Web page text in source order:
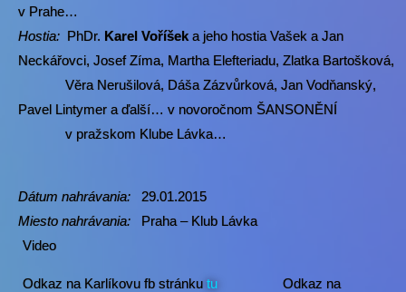
v Prahe…
Hostia: PhDr. Karel Voříšek a jeho hostia Vašek a Jan
Neckářovci, Josef Zíma, Martha Elefteriadu, Zlatka Bartošková,
Věra Nerušilová, Dáša Zázvůrková, Jan Vodňanský,
Pavel Lintymer a ďalší… v novoročnom ŠANSONĚNÍ
v pražskom Klube Lávka…
Dátum nahrávania: 29.01.2015
Miesto nahrávania: Praha – Klub Lávka
Video
Odkaz na Karlíkovu fb stránku tu Odkaz na